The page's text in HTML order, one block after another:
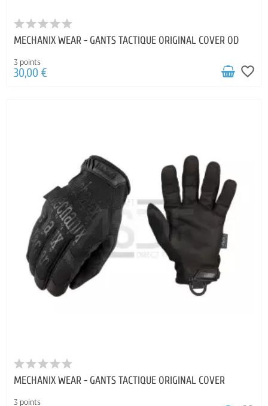
MECHANIX WEAR - GANTS TACTIQUE ORIGINAL COVER OD
3 points
30,00 € favorite_border
MECHANIX WEAR - GANTS TACTIQUE ORIGINAL COVER
3 points